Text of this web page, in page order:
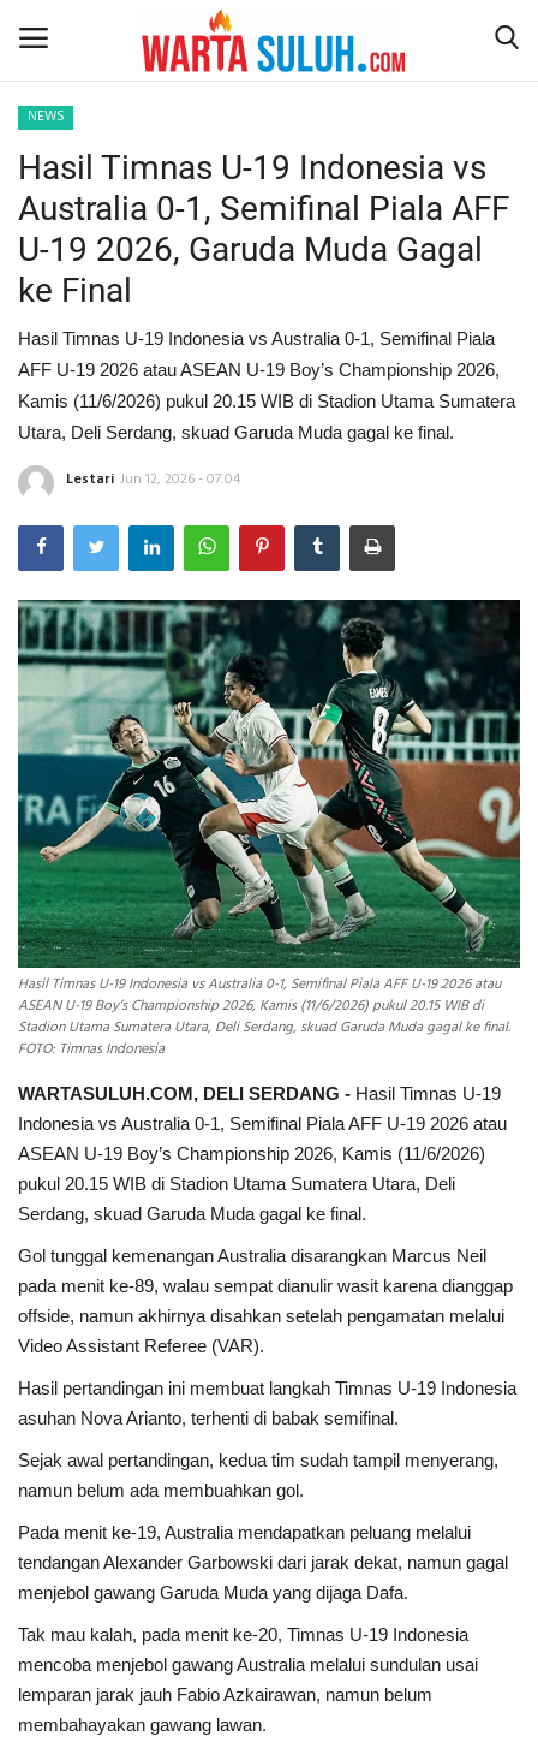
Home
NEWS
JAZIRAH RIAU
POLITIK
EKSBIS
PSPS PEKANBARU
LIFESTYLE
INDEKS
HEALTHY
NEWS
Hasil Timnas U-19 Indonesia vs
Australia 0-1, Semifinal Piala AFF
U-19 2026, Garuda Muda Gagal
ke Final
Hasil Timnas U-19 Indonesia vs Australia 0-1, Semifinal Piala
AFF U-19 2026 atau ASEAN U-19 Boy’s Championship 2026,
Kamis (11/6/2026) pukul 20.15 WIB di Stadion Utama Sumatera
Utara, Deli Serdang, skuad Garuda Muda gagal ke final.
Lestari Jun 12, 2026 - 07:04
Hasil Timnas U-19 Indonesia vs Australia 0-1, Semifinal Piala AFF U-19 2026 atau
ASEAN U-19 Boy’s Championship 2026, Kamis (11/6/2026) pukul 20.15 WIB di
Stadion Utama Sumatera Utara, Deli Serdang, skuad Garuda Muda gagal ke final.
FOTO: Timnas Indonesia
WARTASULUH.COM, DELI SERDANG - Hasil Timnas U-19
Indonesia vs Australia 0-1, Semifinal Piala AFF U-19 2026 atau
ASEAN U-19 Boy’s Championship 2026, Kamis (11/6/2026)
pukul 20.15 WIB di Stadion Utama Sumatera Utara, Deli
Serdang, skuad Garuda Muda gagal ke final.
Gol tunggal kemenangan Australia disarangkan Marcus Neil
pada menit ke-89, walau sempat dianulir wasit karena dianggap
offside, namun akhirnya disahkan setelah pengamatan melalui
Video Assistant Referee (VAR).
Hasil pertandingan ini membuat langkah Timnas U-19 Indonesia
asuhan Nova Arianto, terhenti di babak semifinal.
Sejak awal pertandingan, kedua tim sudah tampil menyerang,
namun belum ada membuahkan gol.
Pada menit ke-19, Australia mendapatkan peluang melalui
tendangan Alexander Garbowski dari jarak dekat, namun gagal
menjebol gawang Garuda Muda yang dijaga Dafa.
Tak mau kalah, pada menit ke-20, Timnas U-19 Indonesia
mencoba menjebol gawang Australia melalui sundulan usai
lemparan jarak jauh Fabio Azkairawan, namun belum
membahayakan gawang lawan.